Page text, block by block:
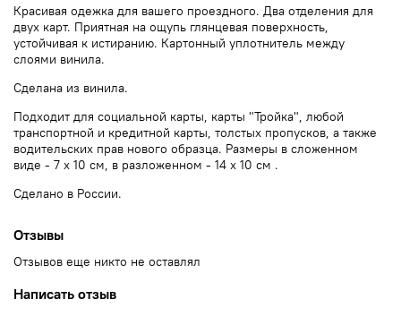
Красивая одежка для вашего проездного. Два отделения для
двух карт. Приятная на ощупь глянцевая поверхность,
устойчивая к истиранию. Картонный уплотнитель между
слоями винила.
Сделана из винила.
Подходит для социальной карты, карты "Тройка", любой
транспортной и кредитной карты, толстых пропусков, а также
водительских прав нового образца. Размеры в сложенном
виде - 7 х 10 см, в разложенном - 14 х 10 см .
Сделано в России.
Отзывы
Отзывов еще никто не оставлял
Написать отзыв